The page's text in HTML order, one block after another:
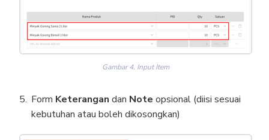
Gambar 4. Input Item
Form Keterangan dan Note opsional (diisi sesuai
kebutuhan atau boleh dikosongkan)